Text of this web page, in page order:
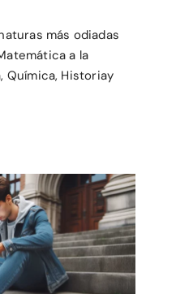
más odiadas
a la
Química, Historiay